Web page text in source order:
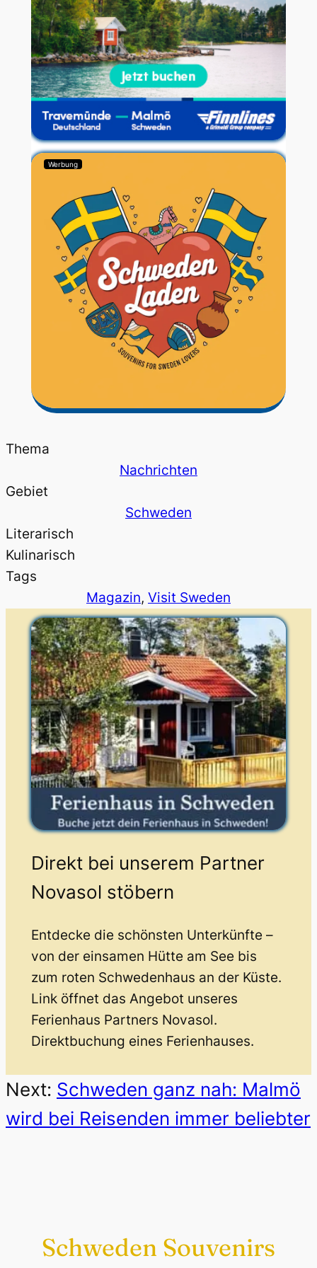
Werbung
Thema
Nachrichten
Gebiet
Schweden
Literarisch
Kulinarisch
Tags
Magazin, Visit Sweden
Direkt bei unserem Partner
Novasol stöbern
Entdecke die schönsten Unterkünfte –
von der einsamen Hütte am See bis
zum roten Schwedenhaus an der Küste.
Link öffnet das Angebot unseres
Ferienhaus Partners Novasol.
Direktbuchung eines Ferienhauses.
Next: Schweden ganz nah: Malmö
wird bei Reisenden immer beliebter
Schweden Souvenirs